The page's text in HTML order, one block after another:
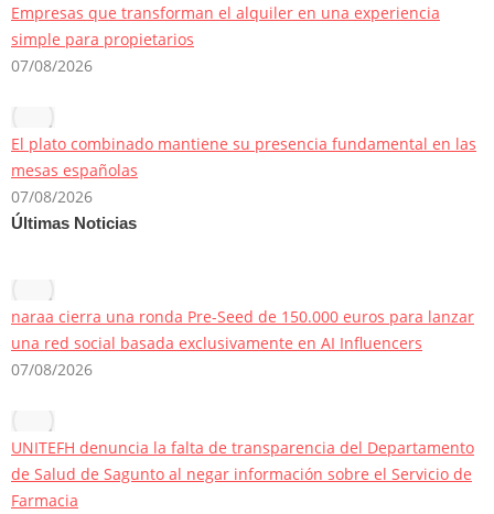
Empresas que transforman el alquiler en una experiencia
simple para propietarios
07/08/2026
El plato combinado mantiene su presencia fundamental en las
mesas españolas
07/08/2026
Últimas Noticias
naraa cierra una ronda Pre-Seed de 150.000 euros para lanzar
una red social basada exclusivamente en AI Influencers
07/08/2026
UNITEFH denuncia la falta de transparencia del Departamento
de Salud de Sagunto al negar información sobre el Servicio de
Farmacia